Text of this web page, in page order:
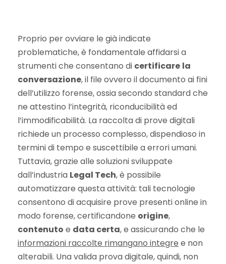
Proprio per ovviare le già indicate
problematiche, è fondamentale affidarsi a
strumenti che consentano di certificare la
conversazione, il file ovvero il documento ai fini
dell’utilizzo forense, ossia secondo standard che
ne attestino l’integrità, riconducibilità ed
l’immodificabilità. La raccolta di prove digitali
richiede un processo complesso, dispendioso in
termini di tempo e suscettibile a errori umani.
Tuttavia, grazie alle soluzioni sviluppate
dall’industria Legal Tech, è possibile
automatizzare questa attività: tali tecnologie
consentono di acquisire prove presenti online in
modo forense, certificandone origine,
contenuto e data certa, e assicurando che le
informazioni raccolte rimangano integre e non
alterabili. Una valida prova digitale, quindi, non